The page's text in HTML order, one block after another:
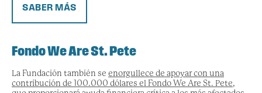
SABER MÁS
Fondo We Are St. Pete
La Fundación también se enorgullece de apoyar con una
contribución de 100.000 dólares el Fondo We Are St. Pete,